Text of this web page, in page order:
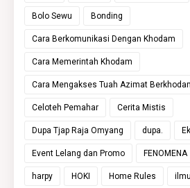
Bolo Sewu Bonding
Cara Berkomunikasi Dengan Khodam
Cara Memerintah Khodam
Cara Mengakses Tuah Azimat
Celoteh Pemahar Cerita Mistis
Dupa Tjap Raja Omyang dupa.
Event Lelang dan Promo FENOMENA
harpy HOKI Home Rules ilmu